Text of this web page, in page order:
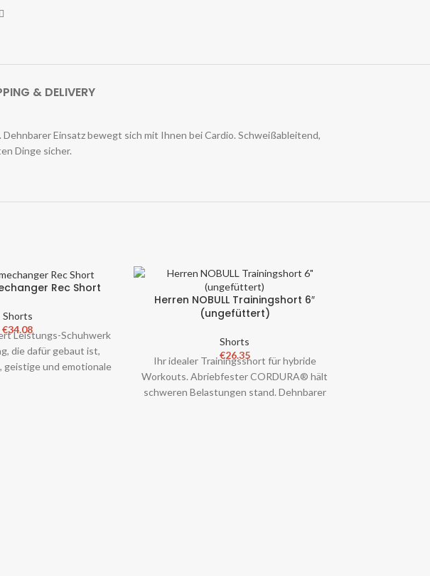
& DELIVERY
Einsatz bewegt sich mit Ihnen bei Cardio. Schweißableitend,
Dinge sicher.
Rec Short
Shorts
€34.08
Leistungs-Schuhwerk
die dafür gebaut ist,
geistige und emotionale
Herren NOBULL Trainingshort 6″
(ungefüttert)
Shorts
€26.35
Ihr idealer Trainingsshort für hybride
Workouts. Abriebfester CORDURA® hält
schweren Belastungen stand. Dehnbarer